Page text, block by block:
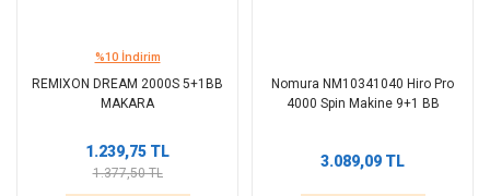
%10 İndirim
REMIXON DREAM 2000S 5+1BB
MAKARA
1.239,75 TL
1.377,50 TL
Nomura NM10341040 Hiro Pro
4000 Spin Makine 9+1 BB
3.089,09 TL